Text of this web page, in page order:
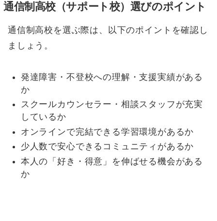
通信制高校（サポート校）選びのポイント
通信制高校を選ぶ際は、以下のポイントを確認し
ましょう。
発達障害・不登校への理解・支援実績がある
か
スクールカウンセラー・相談スタッフが充実
しているか
オンラインで完結できる学習環境があるか
少人数で安心できるコミュニティがあるか
本人の「好き・得意」を伸ばせる機会がある
か